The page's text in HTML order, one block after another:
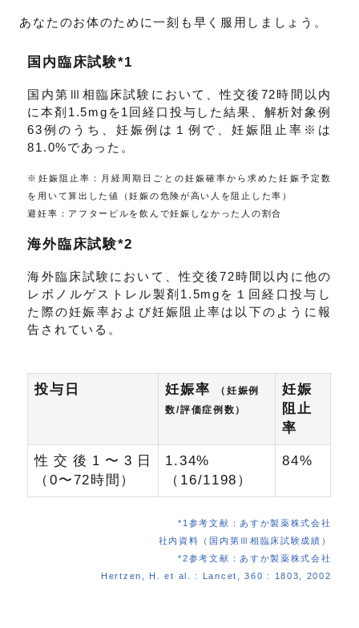
あなたのお体のために一刻も早く服用しましょう。
国内臨床試験*1
国内第Ⅲ相臨床試験において、性交後72時間以内
に本剤1.5mgを1回経口投与した結果、解析対象例
63例のうち、妊娠例は１例で、妊娠阻止率※は
81.0%であった。
※妊娠阻止率：月経周期日ごとの妊娠確率から求めた妊娠予定数
を用いて算出した値（妊娠の危険が高い人を阻止した率）
避妊率：アフターピルを飲んで妊娠しなかった人の割合
海外臨床試験*2
海外臨床試験において、性交後72時間以内に他の
レボノルゲストレル製剤1.5mgを１回経口投与し
た際の妊娠率および妊娠阻止率は以下のように報
告されている。
投与日 妊娠率
（妊娠例
数/評価症例数）
妊娠
阻止
率
性交後1〜3日
（0〜72時間）
1.34%
（16/1198）
84%
*1参考文献：あすか製薬株式会社
社内資料（国内第Ⅲ相臨床試験成績）
*2参考文献：あすか製薬株式会社
Hertzen, H. et al. : Lancet, 360 : 1803, 2002